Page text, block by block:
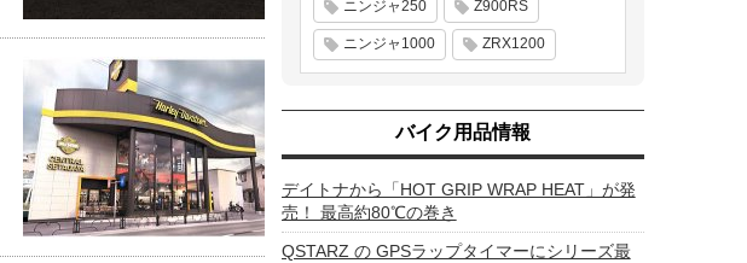
ニンジャ250 Z900RS
ニンジャ1000 ZRX1200
バイク用品情報
デイトナから「HOT GRIP WRAP HEAT」が発
売！ 最高約80℃の巻き
QSTARZ の GPSラップタイマーにシリーズ最